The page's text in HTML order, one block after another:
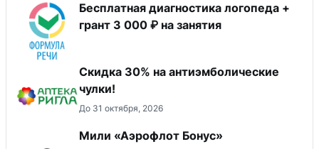
Бесплатная диагностика логопеда +
грант 3 000 ₽ на занятия
Скидка 30% на антиэмболические
чулки!
До 31 октября, 2026
Мили «Аэрофлот Бонус»